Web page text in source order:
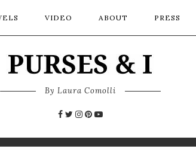
VIDEO ABOUT PRESS
By Laura Comolli